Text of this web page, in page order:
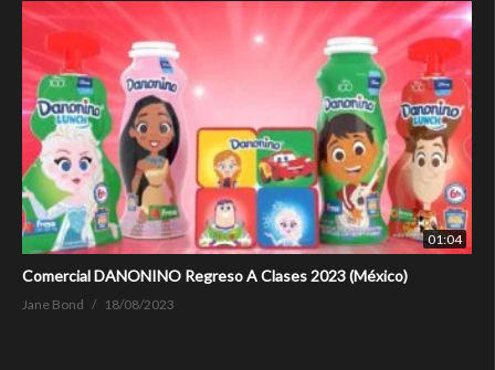
01:04
Comercial DANONINO Regreso A Clases 2023 (México)
Jane Bond 18/08/2023